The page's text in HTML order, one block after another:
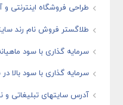
طراحی فروشگاه اینترنتی و
طلاگستر فروش نام رند
سرمایه گذاری با سود
سرمایه گذاری با سود بالا
آدرس سایتهای تبلیغاتی و